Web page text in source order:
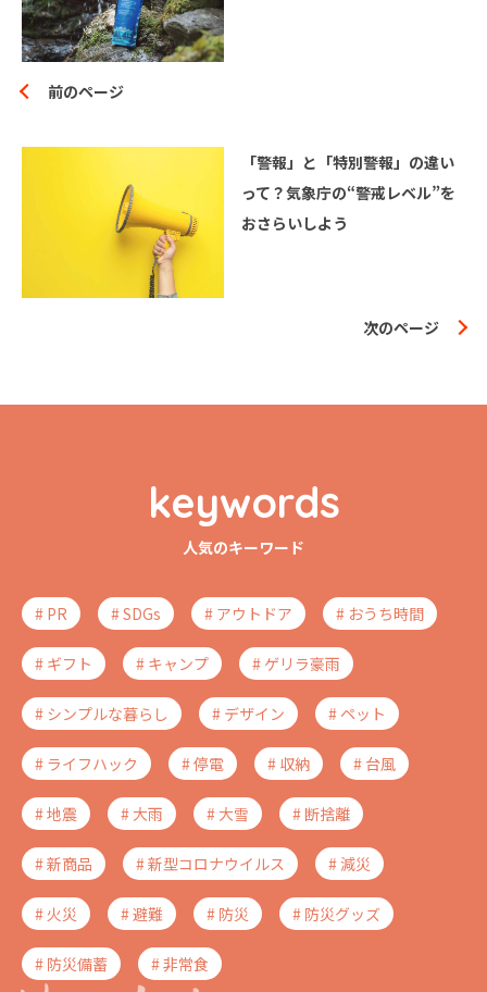
前のページ
「警報」と「特別警報」の違い
って？気象庁の“警戒レベル”を
おさらいしよう
次のページ
keywords
人気のキーワード
# PR # SDGs # アウトドア # おうち時間
# ギフト # キャンプ # ゲリラ豪雨
# シンプルな暮らし # デザイン # ペット
# ライフハック # 停電 # 収納 # 台風
# 地震 # 大雨 # 大雪 # 断捨離
# 新商品 # 新型コロナウイルス # 減災
# 火災 # 避難 # 防災 # 防災グッズ
# 防災備蓄 # 非常食